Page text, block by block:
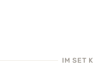
IM SET